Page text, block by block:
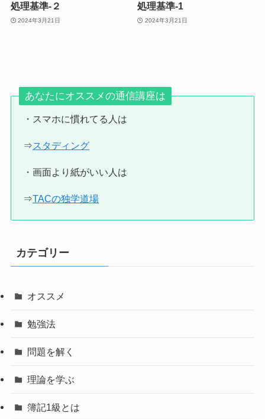
処理基準-２
2024年3月21日
処理基準-1
2024年3月21日
あなたにオススメの通信講座は
・スマホに慣れてる人は
⇒スタディング
・画面より紙がいい人は
⇒TACの独学道場
カテゴリー
オススメ
勉強法
問題を解く
理論を学ぶ
簿記1級とは